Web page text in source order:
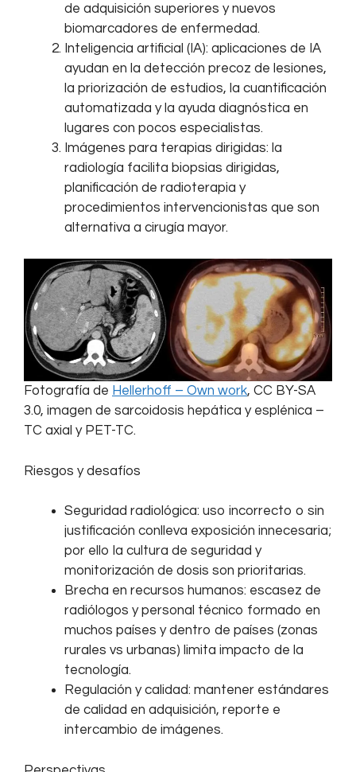
de adquisición superiores y nuevos
biomarcadores de enfermedad.
Inteligencia artificial (IA): aplicaciones de IA
ayudan en la detección precoz de lesiones,
la priorización de estudios, la cuantificación
automatizada y la ayuda diagnóstica en
lugares con pocos especialistas.
Imágenes para terapias dirigidas: la
radiología facilita biopsias dirigidas,
planificación de radioterapia y
procedimientos intervencionistas que son
alternativa a cirugía mayor.
Fotografía de Hellerhoff – Own work, CC BY-SA
3.0, imagen de sarcoidosis hepática y esplénica –
TC axial y PET-TC.
Riesgos y desafíos
Seguridad radiológica: uso incorrecto o sin
justificación conlleva exposición innecesaria;
por ello la cultura de seguridad y
monitorización de dosis son prioritarias.
Brecha en recursos humanos: escasez de
radiólogos y personal técnico formado en
muchos países y dentro de países (zonas
rurales vs urbanas) limita impacto de la
tecnología.
Regulación y calidad: mantener estándares
de calidad en adquisición, reporte e
intercambio de imágenes.